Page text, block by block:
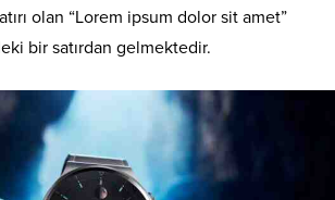
olan “Lorem ipsum dolor sit amet”
bir satırdan gelmektedir.